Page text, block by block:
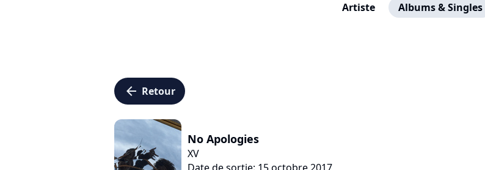
Artiste Albums & Singles
arrow_left Retour
No Apologies
XV